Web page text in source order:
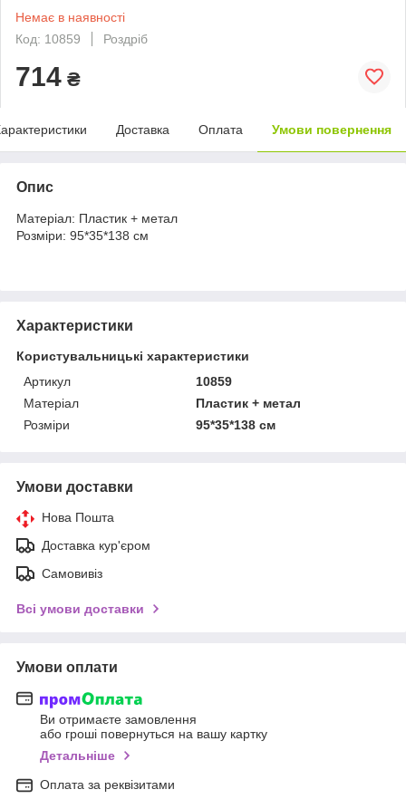
Немає в наявності
Код: 10859
Роздріб
714 ₴
Доставка Оплата Умови повернення
Опис
Матеріал: Пластик + метал
Розміри: 95*35*138 см
Характеристики
Користувальницькі характеристики
Артикул
10859
Матеріал
Пластик + метал
Розміри
95*35*138 см
Умови доставки
Нова Пошта
Доставка кур'єром
Самовивіз
Всі умови доставки
Умови оплати
Ви отримаєте замовлення
або гроші повернуться на вашу картку
Детальніше
Оплата за реквізитами